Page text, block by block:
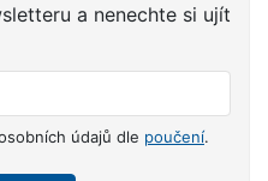
a nenechte si ujít
údajů dle poučení.